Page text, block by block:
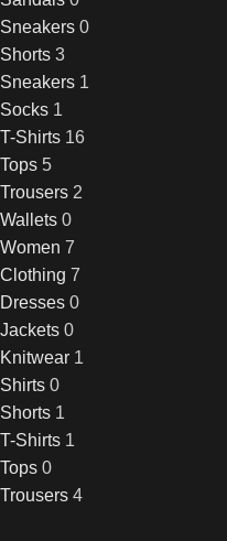
Sneakers 0
Shorts 3
Sneakers 1
Socks 1
T-Shirts 16
Tops 5
Trousers 2
Wallets 0
Women 7
Clothing 7
Dresses 0
Jackets 0
Knitwear 1
Shirts 0
Shorts 1
T-Shirts 1
Tops 0
Trousers 4